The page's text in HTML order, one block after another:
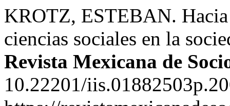
KROTZ, ESTEBAN.
ciencias sociales en la
Revista Mexicana de
10.22201/